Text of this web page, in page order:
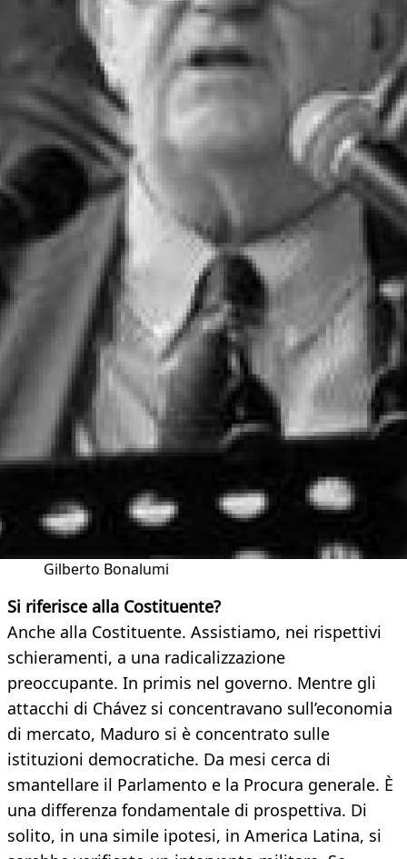
Gilberto Bonalumi
Si riferisce alla Costituente?
Anche alla Costituente. Assistiamo, nei rispettivi
schieramenti, a una radicalizzazione
preoccupante. In primis nel governo. Mentre gli
attacchi di Chávez si concentravano sull’economia
di mercato, Maduro si è concentrato sulle
istituzioni democratiche. Da mesi cerca di
smantellare il Parlamento e la Procura generale. È
una differenza fondamentale di prospettiva. Di
solito, in una simile ipotesi, in America Latina, si